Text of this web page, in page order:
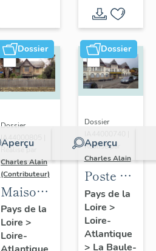
du
Maréchal-
Joffre
Dossier
Aperçu
Dossier
IA44000805 |
Réalisé par
Charles Alain
(Contributeur)
Maison
dite villa
balnéaire
Nam Ky,
Pays de la
Loire >
Loire-
Dossier
Aperçu
Dossier
Réalisé par
Charles Alain
Poste de
la Baule-
Escoublac,
place de
la
Pays de la
Loire >
Loire-
Atlantique
> La Baule-